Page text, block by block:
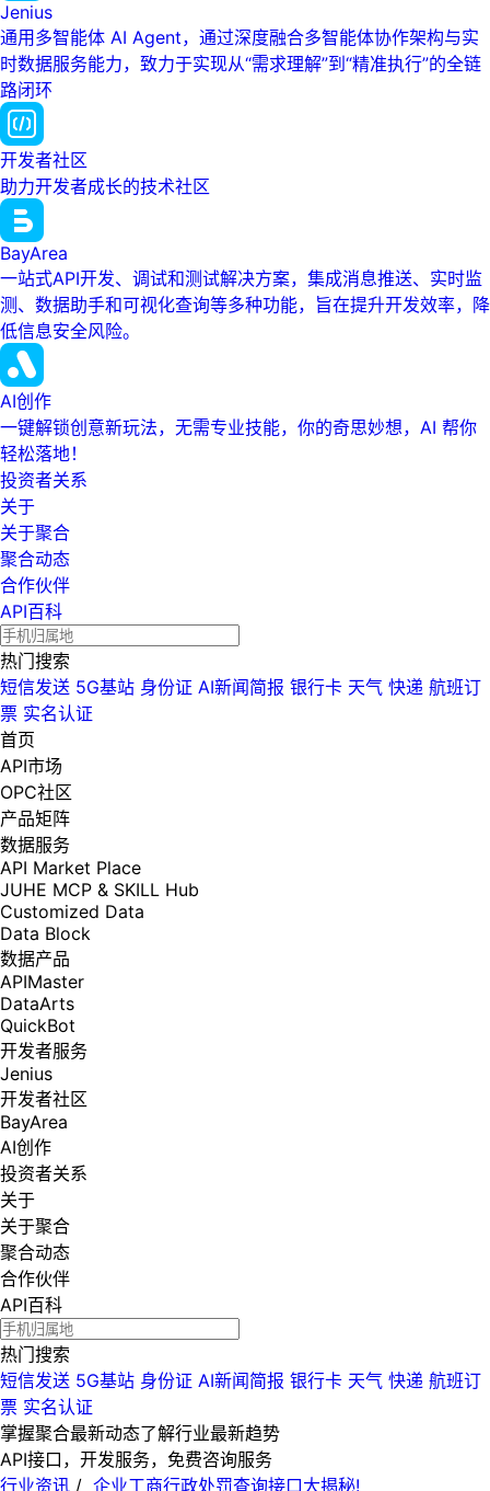
Jenius
通用多智能体 AI Agent，通过深度融合多智能体协作架构与实
时数据服务能力，致力于实现从“需求理解”到“精准执行”的全链
路闭环
开发者社区
助力开发者成长的技术社区
BayArea
一站式API开发、调试和测试解决方案，集成消息推送、实时监
测、数据助手和可视化查询等多种功能，旨在提升开发效率，降
低信息安全风险。
AI创作
一键解锁创意新玩法，无需专业技能，你的奇思妙想，AI 帮你
轻松落地！
投资者关系
关于
关于聚合
聚合动态
合作伙伴
API百科
热门搜索
短信发送 5G基站 身份证 AI新闻简报 银行卡 天气 快递 航班订
票 实名认证
首页
API市场
OPC社区
产品矩阵
数据服务
API Market Place
JUHE MCP & SKILL Hub
Customized Data
Data Block
数据产品
APIMaster
DataArts
QuickBot
开发者服务
Jenius
开发者社区
BayArea
AI创作
投资者关系
关于
关于聚合
聚合动态
合作伙伴
API百科
热门搜索
短信发送 5G基站 身份证 AI新闻简报 银行卡 天气 快递 航班订
票 实名认证
掌握聚合最新动态了解行业最新趋势
API接口，开发服务，免费咨询服务
行业资讯 / 企业工商行政处罚查询接口大揭秘!